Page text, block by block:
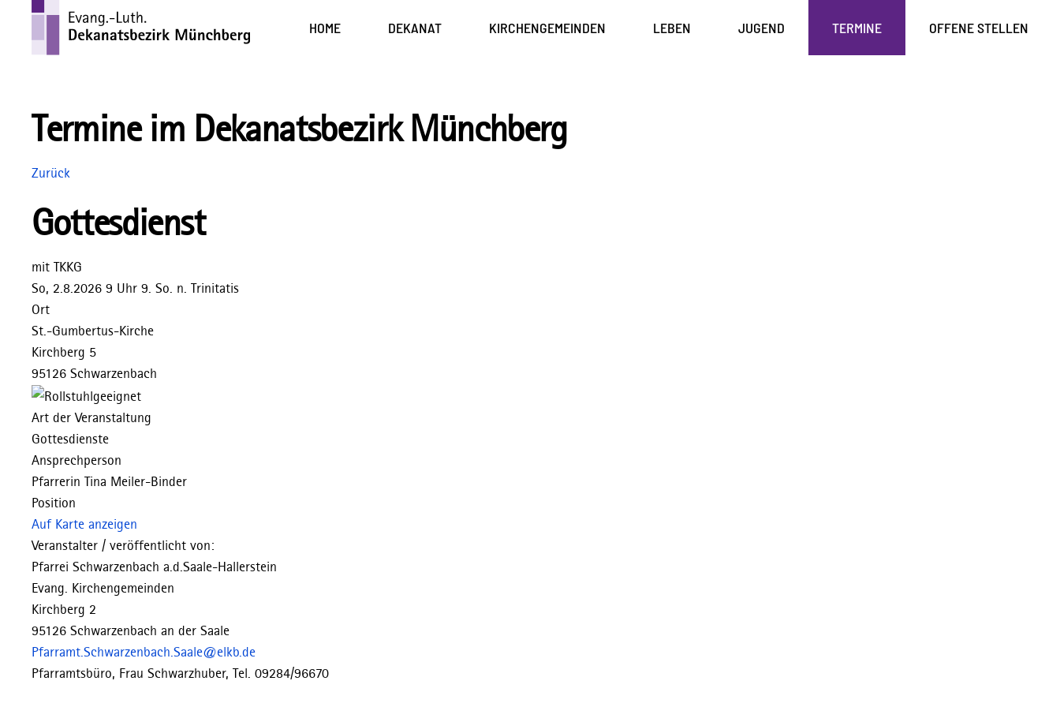
HOME DEKANAT KIRCHENGEMEINDEN LEBEN JUGEND TERMINE OFFENE STELLEN
Termine im Dekanatsbezirk Münchberg
Zurück
Gottesdienst
mit TKKG
So, 2.8.2026 9 Uhr 9. So. n. Trinitatis
Ort
St.-Gumbertus-Kirche
Kirchberg 5
95126 Schwarzenbach
Art der Veranstaltung
Gottesdienste
Ansprechperson
Pfarrerin Tina Meiler-Binder
Position
Auf Karte anzeigen
Veranstalter / veröffentlicht von:
Pfarrei Schwarzenbach a.d.Saale-Hallerstein
Evang. Kirchengemeinden
Kirchberg 2
95126 Schwarzenbach an der Saale
Pfarramt.Schwarzenbach.Saale@elkb.de
Pfarramtsbüro, Frau Schwarzhuber, Tel. 09284/96670